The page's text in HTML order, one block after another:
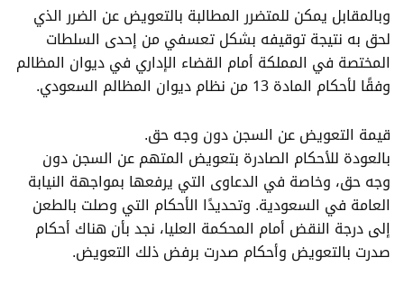
وبالمقابل يمكن للمتضرر المطالبة بالتعويض عن الضرر الذي
لحق به نتيجة توقيفه بشكل تعسفي من إحدى السلطات
المختصة في المملكة أمام القضاء الإداري في ديوان المظالم
وفقًا لأحكام المادة 13 من
نظام ديوان المظالم السعودي.
قيمة التعويض عن السجن دون وجه حق.
بالعودة للأحكام الصادرة بتعويض المتهم عن السجن دون
وجه حق، وخاصة في الدعاوى التي يرفعها بمواجهة النيابة
العامة في السعودية. وتحديدًا الأحكام التي وصلت بالطعن
إلى درجة النقض أمام المحكمة العليا، نجد بأن هناك أحكام
صدرت بالتعويض وأحكام صدرت برفض ذلك التعويض.